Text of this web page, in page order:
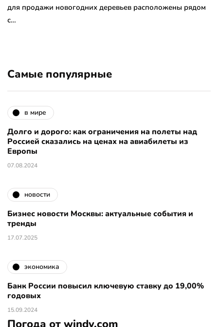
для продажи новогодних деревьев расположены рядом
с…
Самые популярные
в мире
Долго и дорого: как ограничения на полеты над
Россией сказались на ценах на авиабилеты из
Европы
07.08.2024
новости
Бизнес новости Москвы: актуальные события и
тренды
17.07.2025
экономика
Банк России повысил ключевую ставку до 19,00%
годовых
15.09.2024
Погода от windy.com